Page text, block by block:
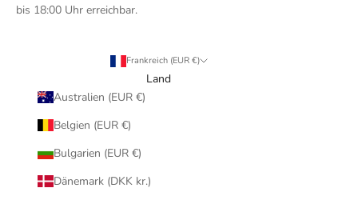
bis 18:00 Uhr erreichbar.
Frankreich (EUR €)
Land
Australien (EUR €)
Belgien (EUR €)
Bulgarien (EUR €)
Dänemark (DKK kr.)